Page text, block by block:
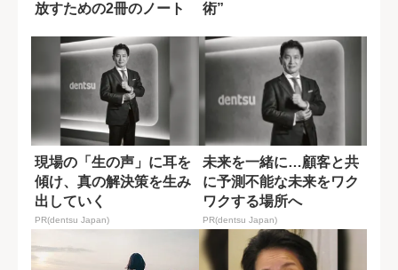
放すための2冊のノート
術”
現場の「生の声」に耳を
傾け、真の解決策を生み
出していく
PR(dentsu Japan)
未来を一緒に…顧客と共
に予測不能な未来をワク
ワクする場所へ
PR(dentsu Japan)